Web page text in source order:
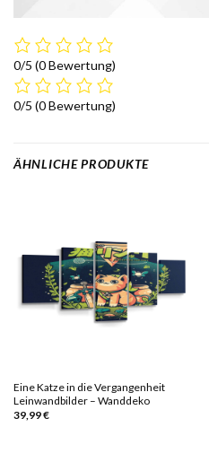
0/5 (0 Bewertung)
0/5 (0 Bewertung)
ÄHNLICHE PRODUKTE
Eine Katze in die Vergangenheit
Leinwandbilder – Wanddeko
39,99€